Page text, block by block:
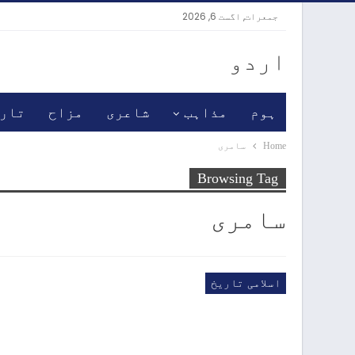
جمعرات, اگست 6, 2026
اردو
ہوم مذاہب شاعری مزاح
Home سامری
Browsing Tag
سامری
اسلامی تاریخ